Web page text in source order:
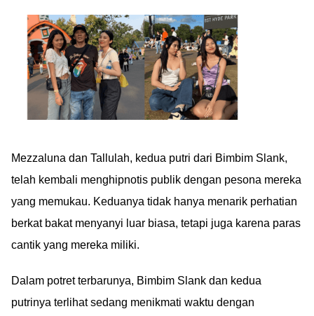
Mezzaluna dan Tallulah, kedua putri dari Bimbim Slank,
telah kembali menghipnotis publik dengan pesona mereka
yang memukau. Keduanya tidak hanya menarik perhatian
berkat bakat menyanyi luar biasa, tetapi juga karena paras
cantik yang mereka miliki.
Dalam potret terbarunya, Bimbim Slank dan kedua
putrinya terlihat sedang menikmati waktu dengan